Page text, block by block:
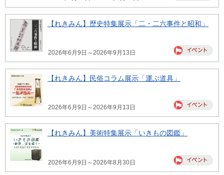
【れきみん】歴史特集展示「二・二六事件と昭和」
2026年6月9日～2026年9月13日
【れきみん】民俗コラム展示「運ぶ道具」
2026年6月9日～2026年9月13日
【れきみん】美術特集展示「いきもの図鑑」
2026年6月9日～2026年8月30日